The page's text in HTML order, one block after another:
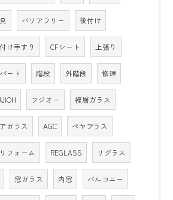
バリアフリー 後付け
け手すり CFシート 上張り
ート 階段 外階段 修理
フジオー 複層ガラス
ガラス AGC ペヤプラス
フォーム REGLASS リグラス
窓ガラス 内窓 バルコニー